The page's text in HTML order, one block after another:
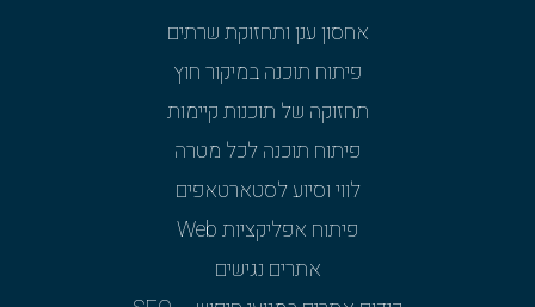
אחסון ענן ותחזוקת שרתים
פיתוח תוכנה במיקור חוץ
תחזוקה של תוכנות קיימות
פיתוח תוכנה לכל מטרה
לווי וסיוע לסטארטאפים
פיתוח אפליקציות Web
אתרים נגישים